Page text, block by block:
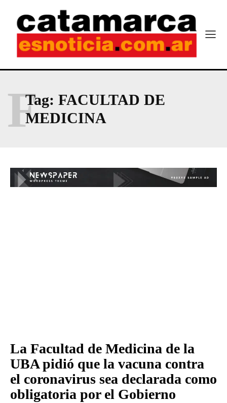
Tag: FACULTAD DE
MEDICINA
F
La Facultad de Medicina de la
UBA pidió que la vacuna contra
el coronavirus sea declarada como
obligatoria por el Gobierno